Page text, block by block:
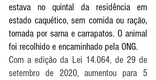
estava no quintal da residência em
estado caquético, sem comida ou ração,
tomada por sarna e carrapatos. O animal
foi recolhido e encaminhado pela ONG.
Com a edição da Lei 14.064, de 29 de
setembro de 2020, aumentou para 5